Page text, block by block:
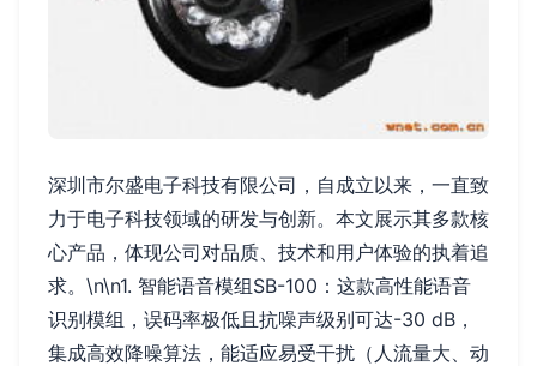
深圳市尔盛电子科技有限公司，自成立以来，一直致
力于电子科技领域的研发与创新。本文展示其多款核
心产品，体现公司对品质、技术和用户体验的执着追
求。\n\n1. 智能语音模组SB-100：这款高性能语音
识别模组，误码率极低且抗噪声级别可达-30 dB，
集成高效降噪算法，能适应易受干扰（人流量大、动